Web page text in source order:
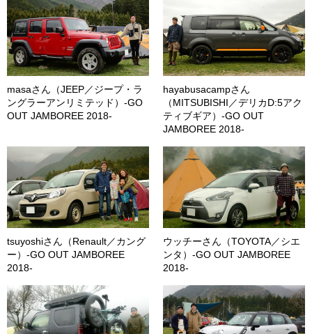
masaさん（JEEP／ジープ・ラ
ングラーアンリミテッド）-GO
OUT JAMBOREE 2018-
hayabusacampさん
（MITSUBISHI／デリカD:5アク
ティブギア）-GO OUT
JAMBOREE 2018-
tsuyoshiさん（Renault／カング
ー）-GO OUT JAMBOREE
2018-
ウッチーさん（TOYOTA／シエ
ンタ）-GO OUT JAMBOREE
2018-